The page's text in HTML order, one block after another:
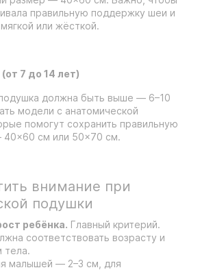
правильную поддержку шеи и
или жёсткой.
7 до 14 лет)
должна быть выше — 6–10
модели с анатомической
помогут сохранить правильную
40×60 см или 50×70 см.
внимание при
подушки
ребёнка. Главный критерий.
соответствовать возрасту и
тела.
малышей — 2–3 см, для